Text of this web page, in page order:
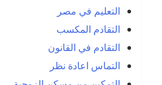
التعليم في مصر
التقادم المكسب
التقادم في القانون
التماس اعادة نظر